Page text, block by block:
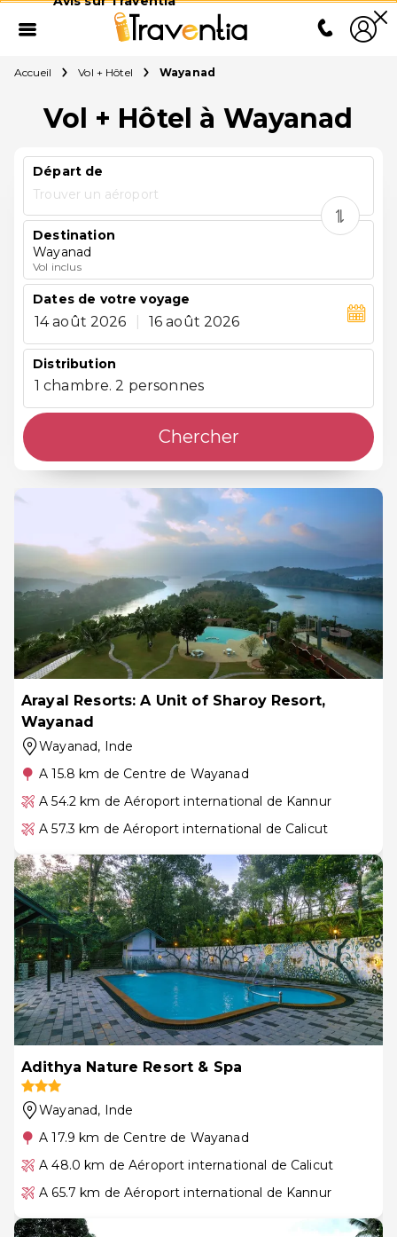
Accueil Vol + Hôtel Wayanad
Vol + Hôtel à Wayanad
Départ de
Trouver un aéroport
Destination
Wayanad
Vol inclus
Dates de votre voyage
14 août 2026 16 août 2026
Distribution
1 chambre. 2 personnes
Chercher
Arayal Resorts: A Unit of Sharoy Resort,
Wayanad
Wayanad, Inde
A 15.8 km de Centre de Wayanad
A 54.2 km de Aéroport international de Kannur
A 57.3 km de Aéroport international de Calicut
Adithya Nature Resort & Spa
Wayanad, Inde
A 17.9 km de Centre de Wayanad
A 48.0 km de Aéroport international de Calicut
A 65.7 km de Aéroport international de Kannur